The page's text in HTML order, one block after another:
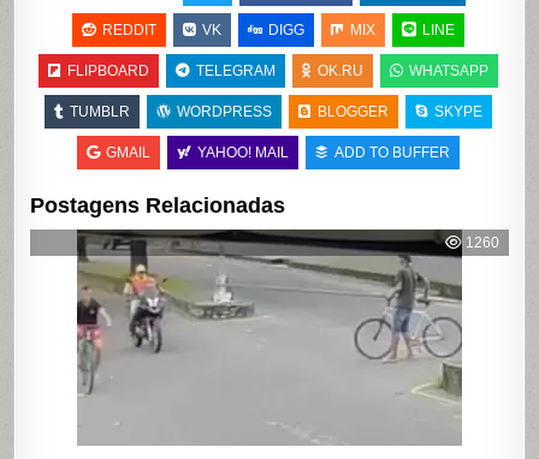
REDDIT VK DIGG MIX LINE
FLIPBOARD TELEGRAM OK.RU WHATSAPP
TUMBLR WORDPRESS BLOGGER SKYPE
GMAIL YAHOO! MAIL ADD TO BUFFER
Postagens Relacionadas
1260